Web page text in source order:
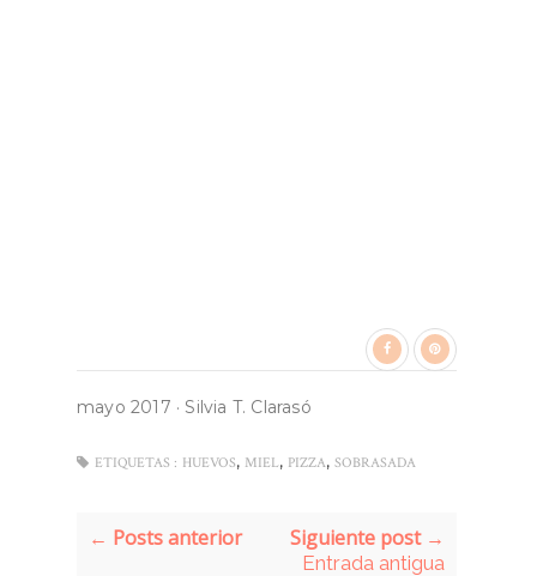
mayo 2017 · Silvia T. Clarasó
ETIQUETAS : HUEVOS, MIEL, PIZZA, SOBRASADA
← Posts anterior Siguiente post →
Entrada antigua